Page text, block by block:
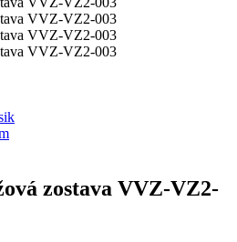
zostava VVZ-VZ2-